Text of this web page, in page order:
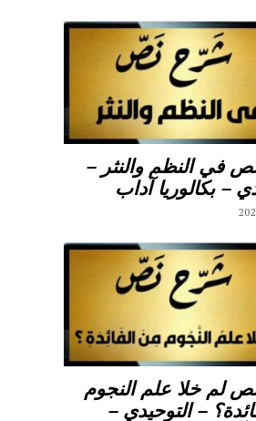
في النظم والنثر –
– بكالوريا آداب
لم خلا علم النجوم
– التوحيدي –